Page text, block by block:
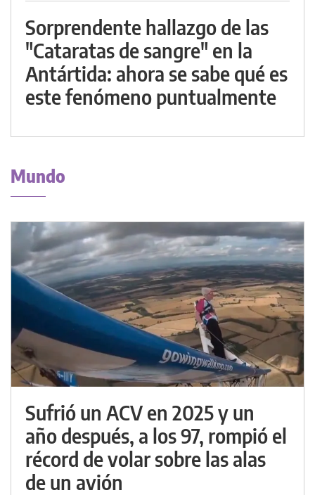
Sorprendente hallazgo de las
"Cataratas de sangre" en la
Antártida: ahora se sabe qué es
este fenómeno puntualmente
Mundo
Sufrió un ACV en 2025 y un
año después, a los 97, rompió el
récord de volar sobre las alas
de un avión